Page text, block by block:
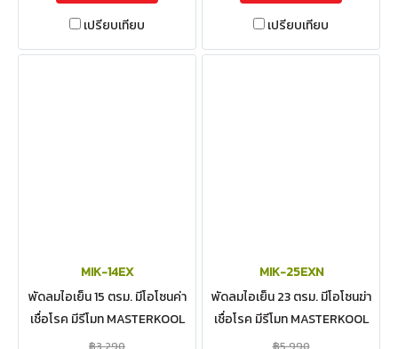
เปรียบเทียบ
เปรียบเทียบ
MIK-14EX
พัดลมไอเย็น 15 ตรม. มีโอโซนค่า
เชื่อโรค มีรีโมท MASTERKOOL
รุ่น MIK-14EX
MIK-25EXN
พัดลมไอเย็น 23 ตรม. มีโอโซนฆ่า
เชื่อโรค มีรีโมท MASTERKOOL
รุ่น MIK-25EXN